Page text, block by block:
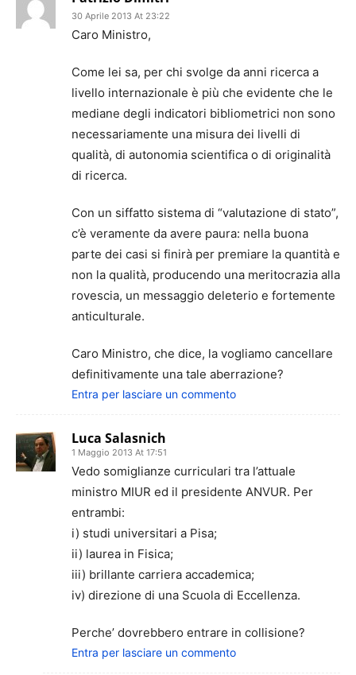
30 Aprile 2013 At 23:22
Caro Ministro,
Come lei sa, per chi svolge da anni ricerca a
livello internazionale è più che evidente che le
mediane degli indicatori bibliometrici non sono
necessariamente una misura dei livelli di
qualità, di autonomia scientifica o di originalità
di ricerca.
Con un siffatto sistema di “valutazione di stato”,
c’è veramente da avere paura: nella buona
parte dei casi si finirà per premiare la quantità e
non la qualità, producendo una meritocrazia alla
rovescia, un messaggio deleterio e fortemente
anticulturale.
Caro Ministro, che dice, la vogliamo cancellare
definitivamente una tale aberrazione?
Entra per lasciare un commento
Luca Salasnich
1 Maggio 2013 At 17:51
Vedo somiglianze curriculari tra l’attuale
ministro MIUR ed il presidente ANVUR. Per
entrambi:
i) studi universitari a Pisa;
ii) laurea in Fisica;
iii) brillante carriera accademica;
iv) direzione di una Scuola di Eccellenza.
Perche’ dovrebbero entrare in collisione?
Entra per lasciare un commento